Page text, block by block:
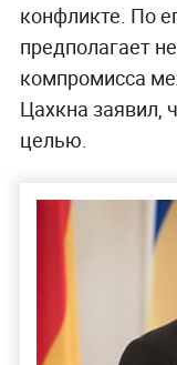
конфликте. По
предполагает
компромисса
Цахкна заявил,
целью.